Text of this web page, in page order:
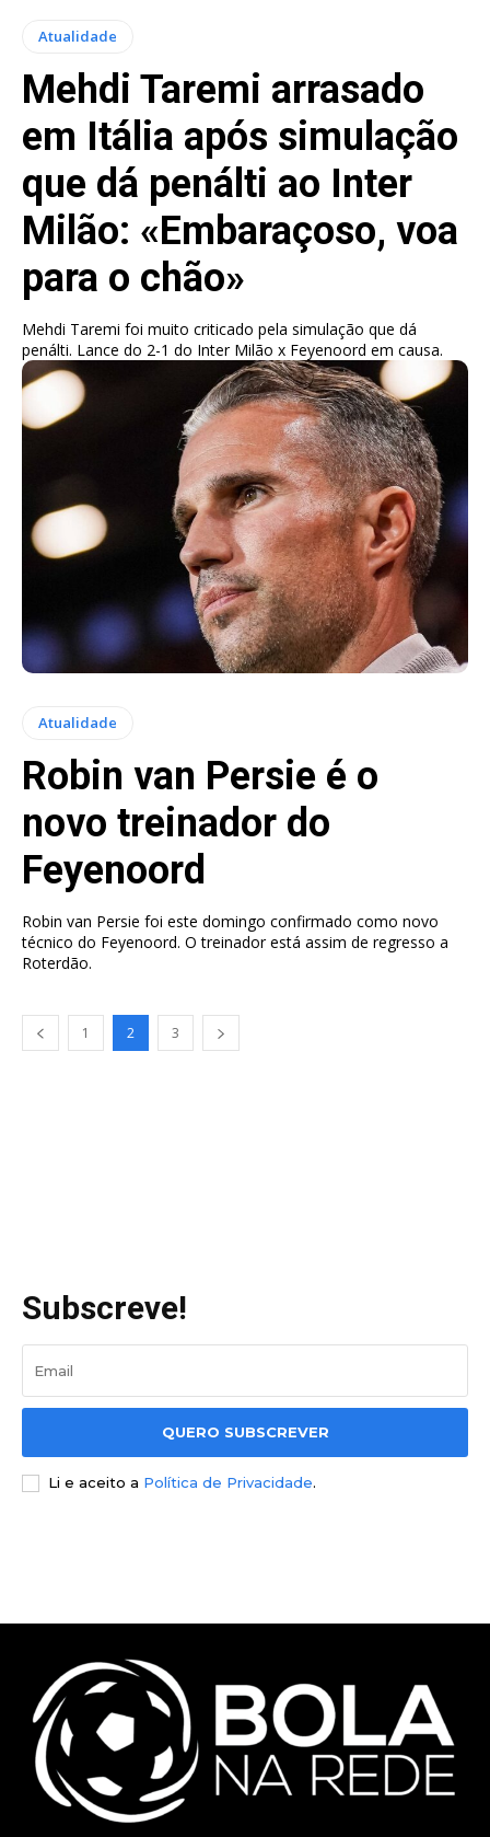
Atualidade
Mehdi Taremi arrasado
em Itália após simulação
que dá penálti ao Inter
Milão: «Embaraçoso, voa
para o chão»
Mehdi Taremi foi muito criticado pela simulação que dá
penálti. Lance do 2-1 do Inter Milão x Feyenoord em causa.
Atualidade
Robin van Persie é o
novo treinador do
Feyenoord
Robin van Persie foi este domingo confirmado como novo
técnico do Feyenoord. O treinador está assim de regresso a
Roterdão.
1 2 3
Subscreve!
QUERO SUBSCREVER
Li e aceito a Política de Privacidade.